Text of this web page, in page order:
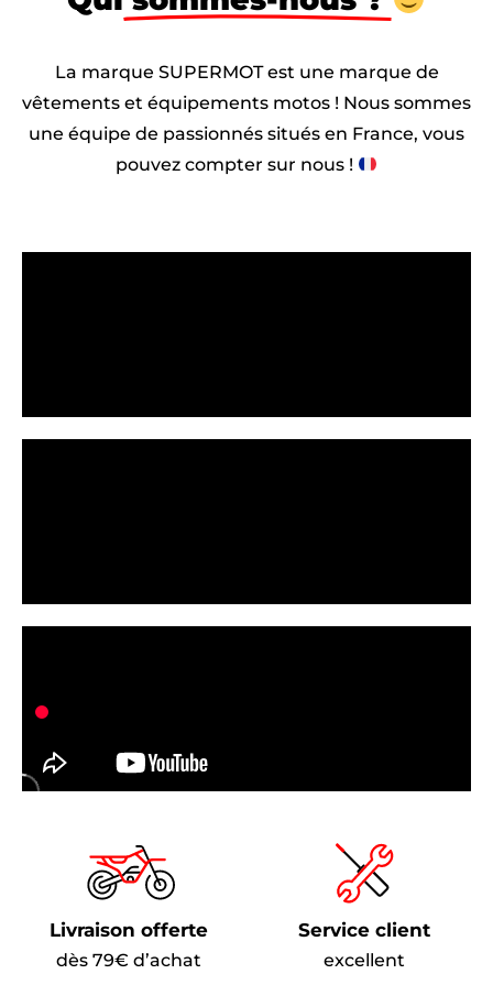
La marque SUPERMOT est une marque de
vêtements et équipements motos ! Nous sommes
une équipe de passionnés situés en France, vous
pouvez compter sur nous !
Livraison offerte
dès 79€ d’achat
Service client
excellent